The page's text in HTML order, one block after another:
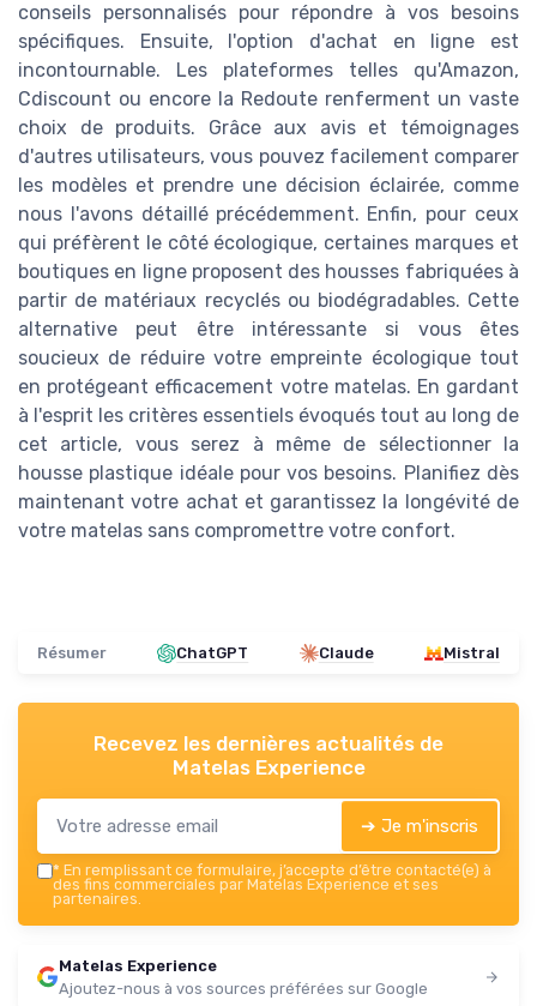
conseils personnalisés pour répondre à vos besoins
spécifiques. Ensuite, l'option d'achat en ligne est
incontournable. Les plateformes telles qu'Amazon,
Cdiscount ou encore la Redoute renferment un vaste
choix de produits. Grâce aux avis et témoignages
d'autres utilisateurs, vous pouvez facilement comparer
les modèles et prendre une décision éclairée, comme
nous l'avons détaillé précédemment. Enfin, pour ceux
qui préfèrent le côté écologique, certaines marques et
boutiques en ligne proposent des housses fabriquées à
partir de matériaux recyclés ou biodégradables. Cette
alternative peut être intéressante si vous êtes
soucieux de réduire votre empreinte écologique tout
en protégeant efficacement votre matelas. En gardant
à l'esprit les critères essentiels évoqués tout au long de
cet article, vous serez à même de sélectionner la
housse plastique idéale pour vos besoins. Planifiez dès
maintenant votre achat et garantissez la longévité de
votre matelas sans compromettre votre confort.
Résumer ChatGPT Claude Mistral
Recevez les dernières actualités de
Matelas Experience
➔ Je m'inscris
* En remplissant ce formulaire, j’accepte d’être contacté(e) à
des fins commerciales par Matelas Experience et ses
partenaires.
Matelas Experience
Ajoutez-nous à vos sources préférées sur Google